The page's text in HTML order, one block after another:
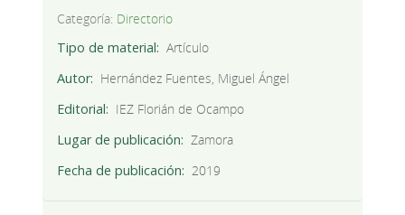
Categoría: Directorio
Tipo de material
Artículo
Autor
Hernández Fuentes, Miguel Ángel
Editorial
IEZ Florián de Ocampo
Lugar de publicación
Zamora
Fecha de publicación
2019